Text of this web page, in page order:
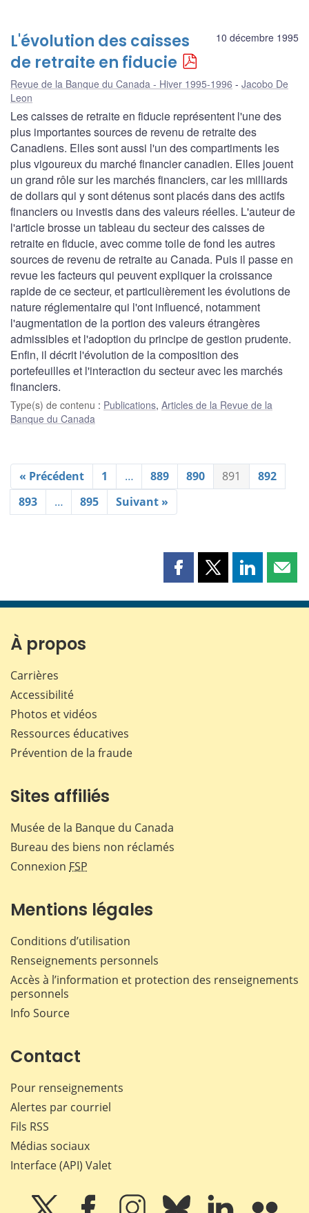
10 décembre 1995
L'évolution des caisses
de retraite en fiducie
Revue de la Banque du Canada - Hiver 1995-1996
Jacobo De
Leon
Les caisses de retraite en fiducie représentent l'une des
plus importantes sources de revenu de retraite des
Canadiens. Elles sont aussi l'un des compartiments les
plus vigoureux du marché financier canadien. Elles jouent
un grand rôle sur les marchés financiers, car les milliards
de dollars qui y sont détenus sont placés dans des actifs
financiers ou investis dans des valeurs réelles. L'auteur de
l'article brosse un tableau du secteur des caisses de
retraite en fiducie, avec comme toile de fond les autres
sources de revenu de retraite au Canada. Puis il passe en
revue les facteurs qui peuvent expliquer la croissance
rapide de ce secteur, et particulièrement les évolutions de
nature réglementaire qui l'ont influencé, notamment
l'augmentation de la portion des valeurs étrangères
admissibles et l'adoption du principe de gestion prudente.
Enfin, il décrit l'évolution de la composition des
portefeuilles et l'interaction du secteur avec les marchés
financiers.
Type(s) de contenu : Publications, Articles de la Revue de la
Banque du Canada
« Précédent 1 … 889 890 891
892
893
… 895 Suivant »
Partager
page
Partager
page
Partager
page page
À propos
Carrières
Accessibilité
Photos et vidéos
Ressources éducatives
Prévention de la fraude
Sites affiliés
Musée de la Banque du Canada
Bureau des biens non réclamés
Connexion FSP
Mentions légales
Conditions d’utilisation
Renseignements personnels
Accès à l’information et protection des renseignements
personnels
Info Source
Contact
Pour renseignements
Alertes par courriel
Fils RSS
Médias sociaux
Interface (API) Valet